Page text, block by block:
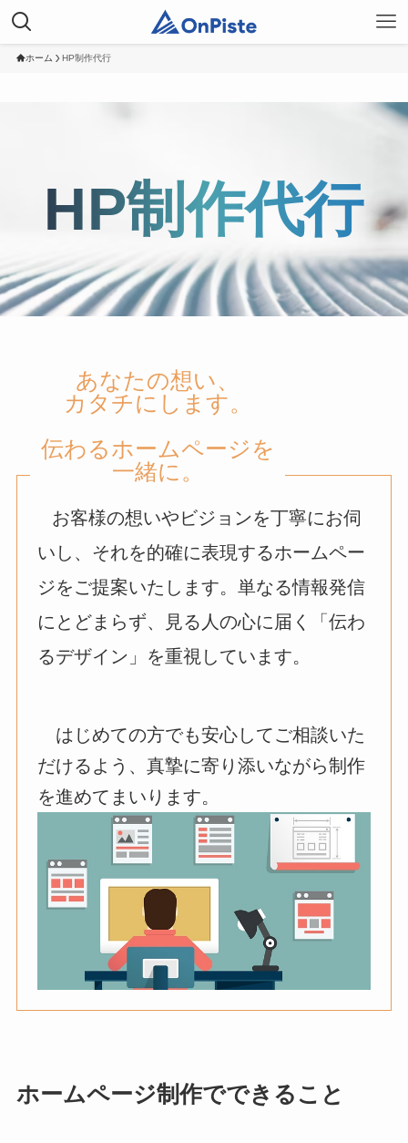
ホーム HP制作代行
HP制作代行
あなたの想い、
カタチにします。
伝わるホームページを
一緒に。
お客様の想いやビジョンを丁寧にお伺
いし、それを的確に表現するホームペー
ジをご提案いたします。単なる情報発信
にとどまらず、見る人の心に届く「伝わ
るデザイン」を重視しています。
はじめての方でも安心してご相談いた
だけるよう、真摯に寄り添いながら制作
を進めてまいります。
ホームページ制作でできること